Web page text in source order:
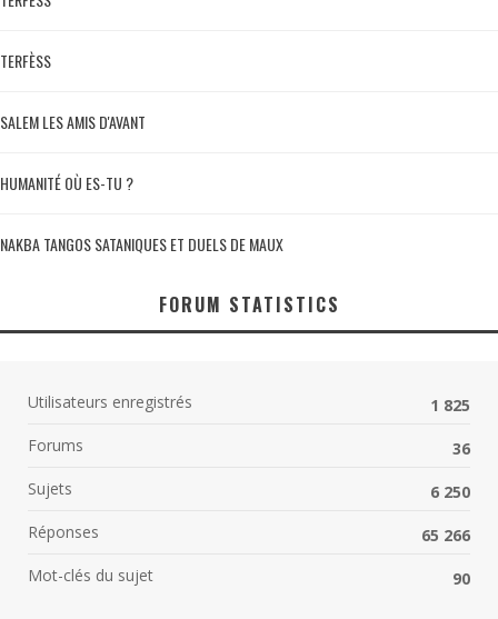
TERFÈSS
SALEM LES AMIS D'AVANT
HUMANITÉ OÙ ES-TU ?
NAKBA TANGOS SATANIQUES ET DUELS DE MAUX
FORUM STATISTICS
Utilisateurs enregistrés
1 825
Forums
36
Sujets
6 250
Réponses
65 266
Mot-clés du sujet
90